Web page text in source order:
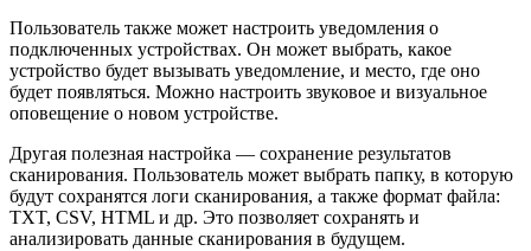
Пользователь также может настроить уведомления о
подключенных устройствах. Он может выбрать, какое
устройство будет вызывать уведомление, и место, где оно
будет появляться. Можно настроить звуковое и визуальное
оповещение о новом устройстве.
Другая полезная настройка — сохранение результатов
сканирования. Пользователь может выбрать папку, в которую
будут сохранятся логи сканирования, а также формат файла:
TXT, CSV, HTML и др. Это позволяет сохранять и
анализировать данные сканирования в будущем.